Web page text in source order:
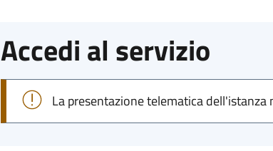
Accedi al servizio
La presentazione telematica dell'istanza